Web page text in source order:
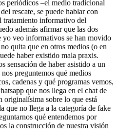
periódicos –el medio tradicional
rescate, se puede hablar con
tratamiento informativo del
además afirmar que las dos
yo veo informativos se han movido
quita que en otros medios (o en
haber existido mala praxis.
sensación de haber asistido a un
preguntemos qué medios
cadenas y qué programas vemos,
que nos llega en el chat de
originalísima sobre lo que está
que no llega a la categoría de fake
qué entendemos por
la construcción de nuestra visión